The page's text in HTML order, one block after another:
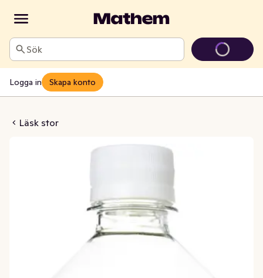
Sök
Logga in Skapa konto
Läsk stor
Sockerfri